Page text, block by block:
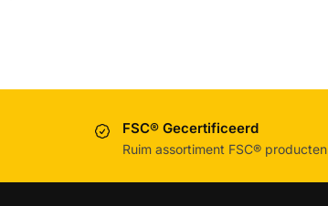
FSC® Gecertificeerd
Ruim assortiment FSC® producten